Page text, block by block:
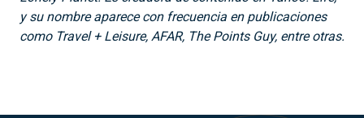
y su nombre aparece con frecuencia en publicaciones
como Travel + Leisure, AFAR, The Points Guy, entre otras.